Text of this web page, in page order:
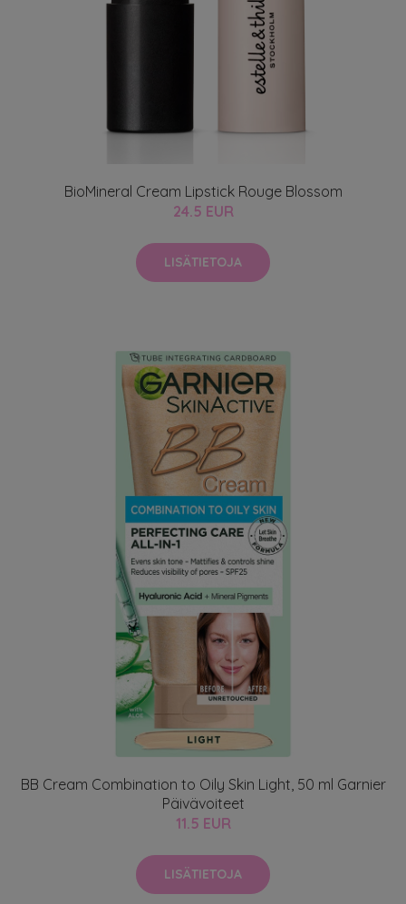
BioMineral Cream Lipstick Rouge Blossom
24.5 EUR
LISÄTIETOJA
BB Cream Combination to Oily Skin Light, 50 ml Garnier
Päivävoiteet
11.5 EUR
LISÄTIETOJA